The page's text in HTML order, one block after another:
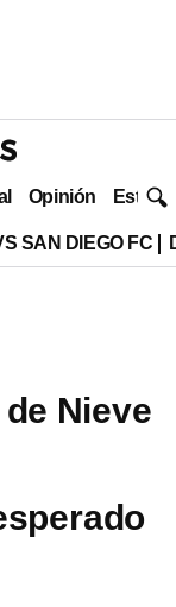
Opinión Estilo
SAN DIEGO FC
Nieve